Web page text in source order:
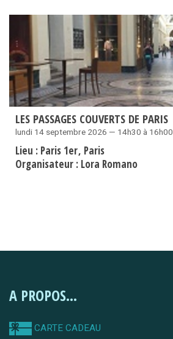
LES PASSAGES COUVERTS DE PARIS
lundi 14 septembre 2026 — 14h30 à 16h00
Lieu : Paris 1er Paris
Organisateur : Lora Romano
A PROPOS...
CARTE CADEAU